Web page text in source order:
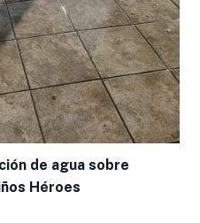
de agua sobre
Héroes